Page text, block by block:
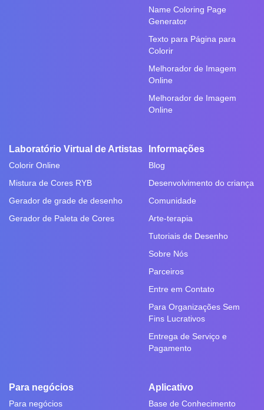
Name Coloring Page
Generator
Texto para Página para
Colorir
Melhorador de Imagem
Online
Melhorador de Imagem
Online
Laboratório Virtual de Artistas
Colorir Online
Mistura de Cores RYB
Gerador de grade de desenho
Gerador de Paleta de Cores
Informações
Blog
Desenvolvimento do criança
Comunidade
Arte-terapia
Tutoriais de Desenho
Sobre Nós
Parceiros
Entre em Contato
Para Organizações Sem
Fins Lucrativos
Entrega de Serviço e
Pagamento
Para negócios
Para negócios
Aplicativo
Base de Conhecimento